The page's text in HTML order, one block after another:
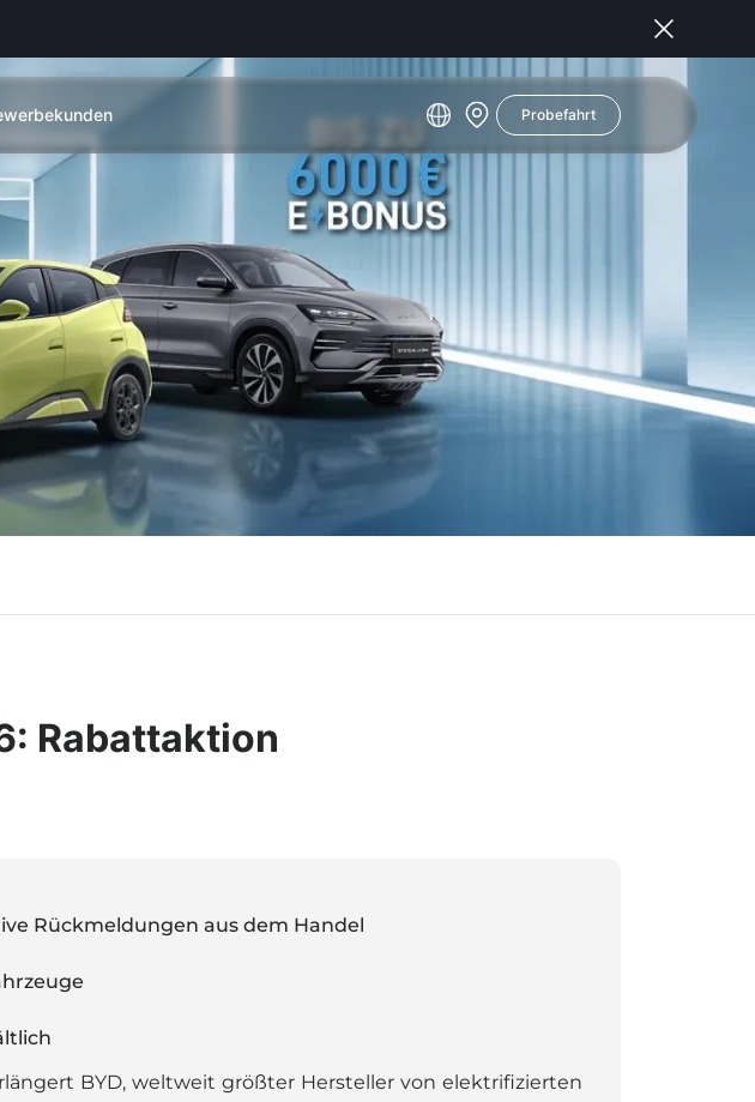
Probefahrt
Rabattaktion
Rückmeldungen aus dem Handel
BYD, weltweit größter Hersteller von elektrifizierten